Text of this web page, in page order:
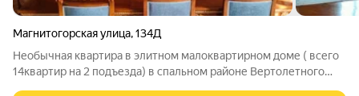
Магнитогорская улица,134Д
Необычная квартира в элитном малоквартирном доме ( всего
14квартир на 2 подъезда) в спальном районе Вертолетного